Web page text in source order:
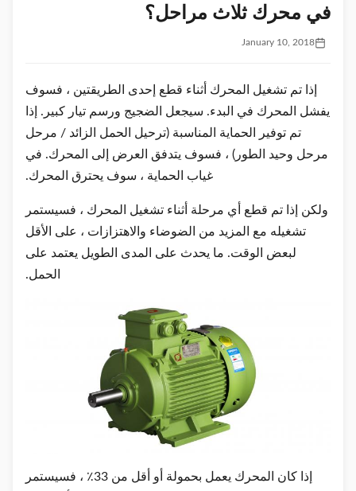
في محرك ثلاث مراحل؟
January 10, 2018
إذا تم تشغيل المحرك أثناء قطع إحدى الطريقتين ، فسوف
يفشل المحرك في البدء. سيجعل الضجيج ورسم تيار كبير. إذا
تم توفير الحماية المناسبة (ترحيل الحمل الزائد / مرحل
مرحل وحيد الطور) ، فسوف يتدفق العرض إلى المحرك. في
غياب الحماية ، سوف يحترق المحرك.
ولكن إذا تم قطع أي مرحلة أثناء تشغيل المحرك ، فسيستمر
تشغيله مع المزيد من الضوضاء والاهتزازات ، على الأقل
لبعض الوقت. ما يحدث على المدى الطويل يعتمد على
الحمل.
إذا كان المحرك يعمل بحمولة أو أقل من 33٪ ، فسيستمر